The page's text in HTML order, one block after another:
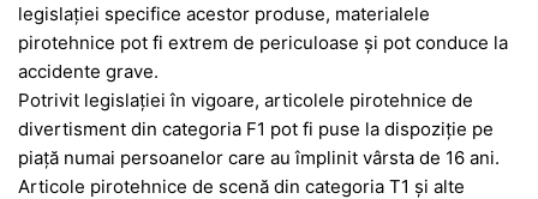
legislației specifice acestor produse, materialele
pirotehnice pot fi extrem de periculoase și pot conduce la
accidente grave.
Potrivit legislaţiei în vigoare, articolele pirotehnice de
divertisment din categoria F1 pot fi puse la dispoziţie pe
piaţă numai persoanelor care au împlinit vârsta de 16 ani.
Articole pirotehnice de scenă din categoria T1 şi alte